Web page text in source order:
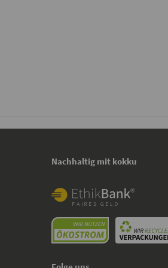
Nachhaltig mit kokku